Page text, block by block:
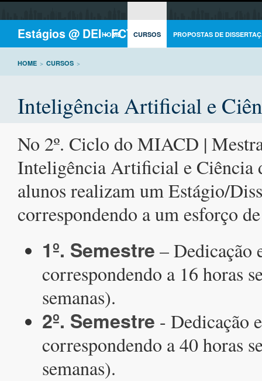
Estágios @ DEI - FCTUC
HOME CURSOS PROPOSTAS DE
HOME > CURSOS >
Inteligência Artificial e
No 2º. Ciclo do MIACD |
Inteligência Artificial e Ciência
alunos realizam um Estágio/
correspondendo a um esforço
1º. Semestre – Dedicação
correspondendo a 16 horas
semanas).
2º. Semestre - Dedicação
correspondendo a 40 horas
semanas).